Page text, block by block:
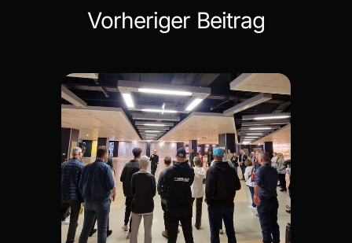
Vorheriger Beitrag